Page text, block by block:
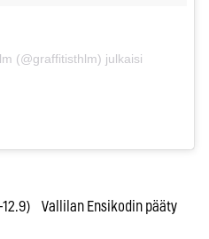
(@graffitisthlm) julkaisi
12.9) Vallilan Ensikodin pääty